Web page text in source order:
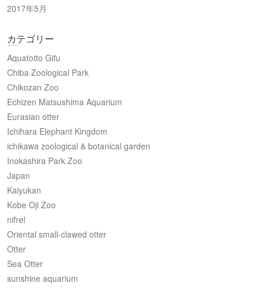
2017年5月
カテゴリー
Aquatotto Gifu
Chiba Zoological Park
Chikozan Zoo
Echizen Matsushima Aquarium
Eurasian otter
Ichihara Elephant Kingdom
ichikawa zoological & botanical garden
Inokashira Park Zoo
Japan
Kaiyukan
Kobe Oji Zoo
nifrel
Oriental small-clawed otter
Otter
Sea Otter
sunshine aquarium